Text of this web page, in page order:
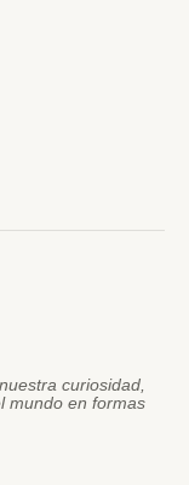
curiosidad,
mundo en formas